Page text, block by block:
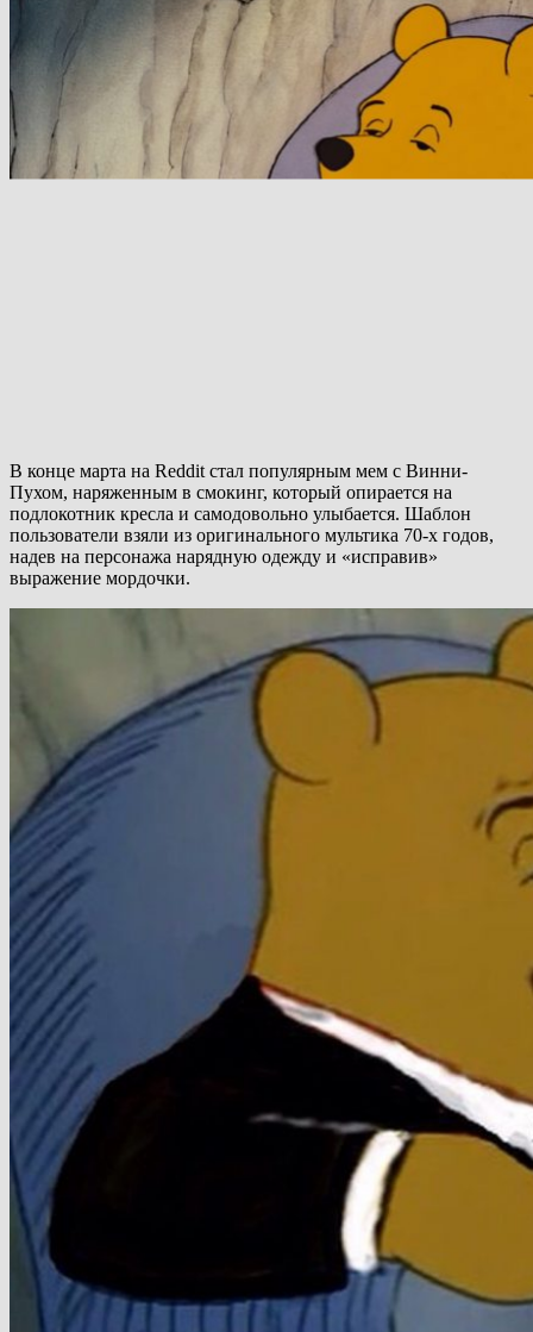
В конце марта на Reddit стал популярным мем с Винни-
Пухом, наряженным в смокинг, который опирается на
подлокотник кресла и самодовольно улыбается. Шаблон
пользователи взяли из оригинального мультика 70-х годов,
надев на персонажа нарядную одежду и «исправив»
выражение мордочки.